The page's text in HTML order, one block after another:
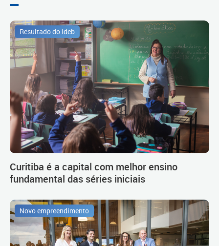
Resultado do Ideb
Curitiba é a capital com melhor ensino
fundamental das séries iniciais
Novo empreendimento